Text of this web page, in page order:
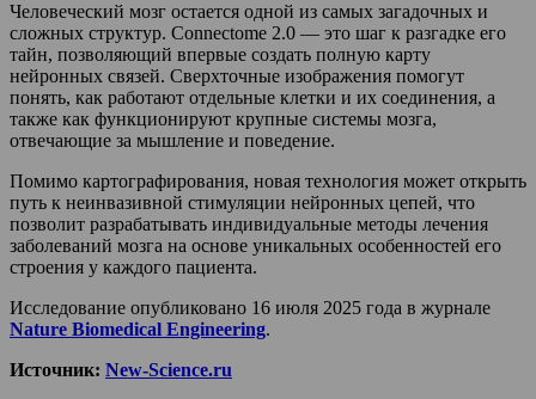
Человеческий мозг остается одной из самых загадочных и
сложных структур. Connectome 2.0 — это шаг к разгадке его
тайн, позволяющий впервые создать полную карту
нейронных связей. Сверхточные изображения помогут
понять, как работают отдельные клетки и их соединения, а
также как функционируют крупные системы мозга,
отвечающие за мышление и поведение.
Помимо картографирования, новая технология может открыть
путь к неинвазивной стимуляции нейронных цепей, что
позволит разрабатывать индивидуальные методы лечения
заболеваний мозга на основе уникальных особенностей его
строения у каждого пациента.
Исследование опубликовано 16 июля 2025 года в журнале
Nature Biomedical Engineering.
Источник: New-Science.ru